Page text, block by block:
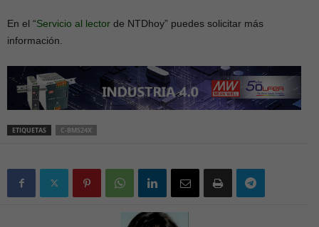
En el “Servicio al lector de NTDhoy” puedes solicitar más
información.
ETIQUETAS C-BMS24X